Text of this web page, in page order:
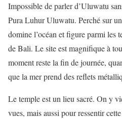
Impossible de parler d’Uluwatu
Pura Luhur Uluwatu. Perché sur
domine l’océan et figure parmi les
de Bali. Le site est magnifique à
moment reste la fin de journée,
que la mer prend des reflets
Le temple est un lieu sacré. On y
vues, mais aussi pour ressentir